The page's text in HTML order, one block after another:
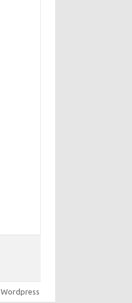
Wordpress